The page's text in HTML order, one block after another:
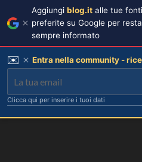
Aggiungi blog.it alle tue fonti
preferite su Google per
sempre informato
✉️ Entra nella community -
Clicca qui per inserire i tuoi dati